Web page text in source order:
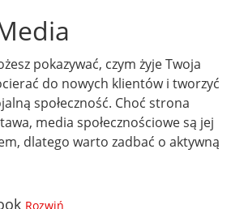
pokazywać, czym żyje Twoja
do nowych klientów i tworzyć
społeczność. Choć strona
media społecznościowe są jej
dlatego warto zadbać o aktywną